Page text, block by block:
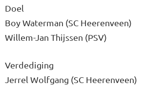
Doel
Boy Waterman (SC Heerenveen)
Willem-Jan Thijssen (PSV)
Verdediging
Jerrel Wolfgang (SC Heerenveen)